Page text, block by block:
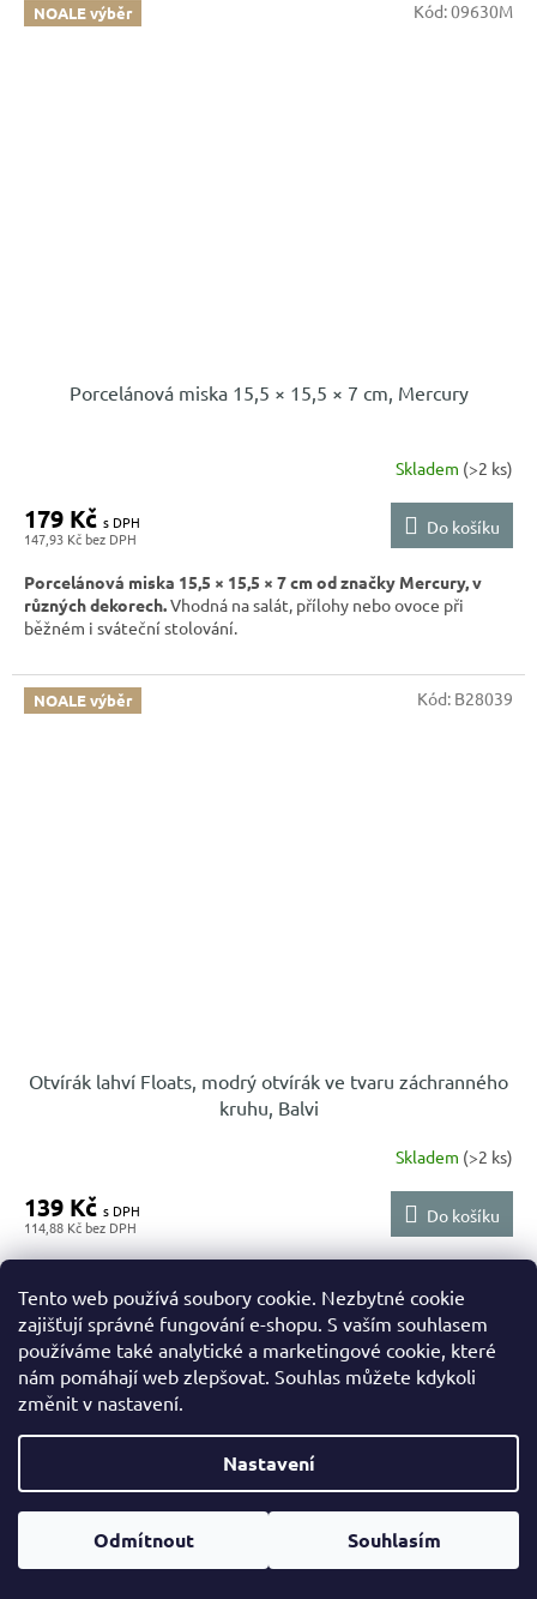
Tento web používá soubory cookie. Nezbytné cookie
zajišťují správné fungování e-shopu. S vaším souhlasem
používáme také analytické a marketingové cookie, které
nám pomáhají web zlepšovat. Souhlas můžete kdykoli
změnit v nastavení.
Nastavení
Odmítnout Souhlasím
NOALE výběr
Porcelánová miska 15,5 × 15,5 × 7 cm, Mercury
Skladem (>2 ks)
147,93 Kč
179 Kč Do košíku
Porcelánová miska 15,5 × 15,5 × 7 cm od značky Mercury, v
různých dekorech.Vhodná na salát, přílohy nebo ovoce při
běžném i sváteční stolování.
BARVU VÝROBKU UVEĎTE DO POZNÁMKY V OBJEDNÁVCE.
Kód:09630M
NOALE výběr
Otvírák lahví Floats, modrý otvírák ve tvaru záchranného
kruhu, Balvi
Skladem (>2 ks)
114,88 Kč
139 Kč Do košíku
a praktický otvírák z plastu a kovu s letním motivem pro domácí
bar, terasu i party. Design by: Balvi.
Kód: B28039
NOALE výběr Kód:B27982